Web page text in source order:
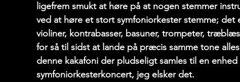
ligefrem smukt at høre på at nogen stemmer
ved at høre et stort symfoniorkester stemme;
violiner, kontrabasser, basuner, trompeter,
for så til sidst at lande på præcis samme tone
denne kakafoni der pludseligt samles til en
symfoniorkesterkoncert, jeg elsker det.